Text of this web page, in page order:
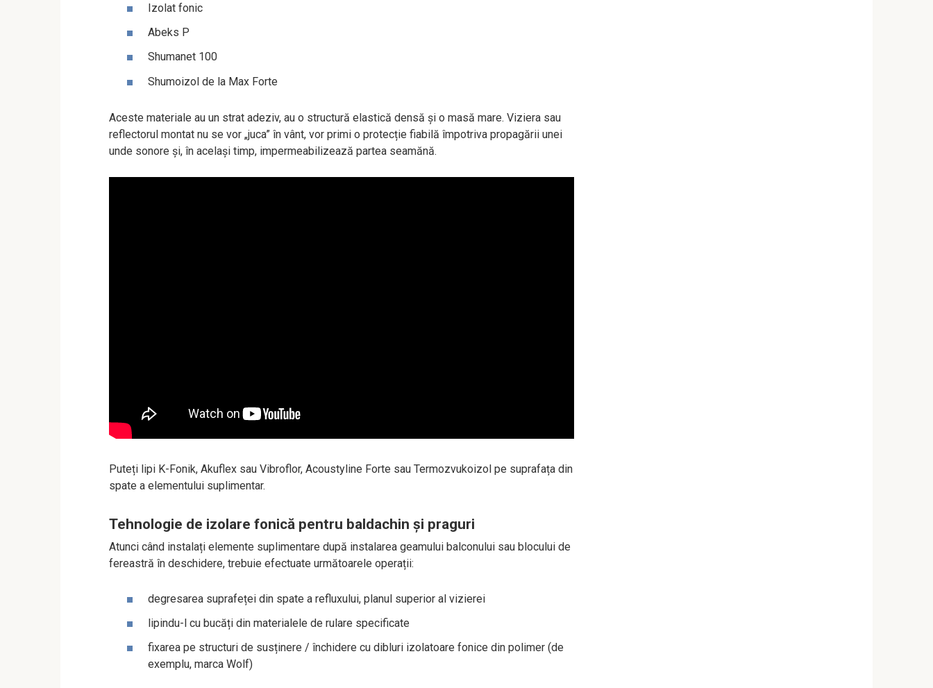
Izolat fonic
Abeks P
Shumanet 100
Shumoizol de la Max Forte
Aceste materiale au un strat adeziv, au o structură elastică densă și o masă mare. Viziera sau
reflectorul montat nu se vor „juca” în vânt, vor primi o protecție fiabilă împotriva propagării unei
unde sonore și, în același timp, impermeabilizează partea seamănă.
Puteți lipi K-Fonik, Akuflex sau Vibroflor, Acoustyline Forte sau Termozvukoizol pe suprafața din
spate a elementului suplimentar.
Tehnologie de izolare fonică pentru baldachin și praguri
Atunci când instalați elemente suplimentare după instalarea geamului balconului sau blocului de
fereastră în deschidere, trebuie efectuate următoarele operații:
degresarea suprafeței din spate a refluxului, planul superior al vizierei
lipindu-l cu bucăți din materialele de rulare specificate
fixarea pe structuri de susținere / închidere cu dibluri izolatoare fonice din polimer (de
exemplu, marca Wolf)